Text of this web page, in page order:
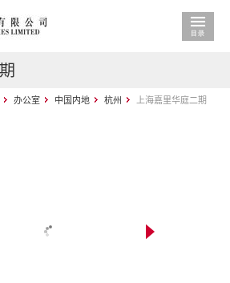
办公室 中国内地 杭州 上海嘉里华庭二期